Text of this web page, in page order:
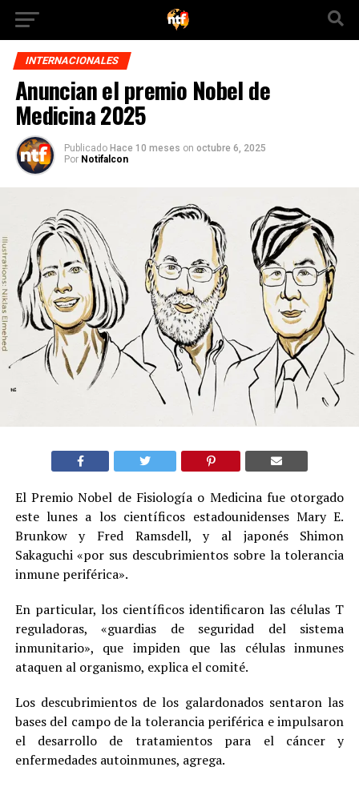
INTERNACIONALES
Anuncian el premio Nobel de
Medicina 2025
Publicado Hace 10 meses on octubre 6, 2025
Por Notifalcon
El Premio Nobel de Fisiología o Medicina fue otorgado
este lunes a los científicos estadounidenses Mary E.
Brunkow y Fred Ramsdell, y al japonés Shimon
Sakaguchi «por sus descubrimientos sobre la tolerancia
inmune periférica».
En particular, los científicos identificaron las células T
reguladoras, «guardias de seguridad del sistema
inmunitario», que impiden que las células inmunes
ataquen al organismo, explica el comité.
Los descubrimientos de los galardonados sentaron las
bases del campo de la tolerancia periférica e impulsaron
el desarrollo de tratamientos para el cáncer y
enfermedades autoinmunes, agrega.